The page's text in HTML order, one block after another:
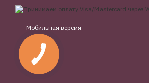
Мобильная версия